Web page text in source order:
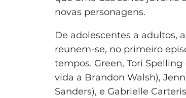
novas personagens.
De adolescentes a adultos,
reunem-se, no primeiro
tempos. Green, Tori
vida a Brandon Walsh),
Sanders), e Gabrielle